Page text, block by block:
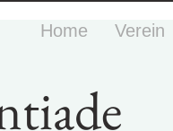
Home Verein